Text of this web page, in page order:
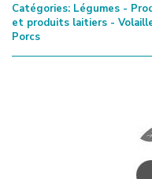
Catégories: Légumes -
et produits laitiers -
Porcs